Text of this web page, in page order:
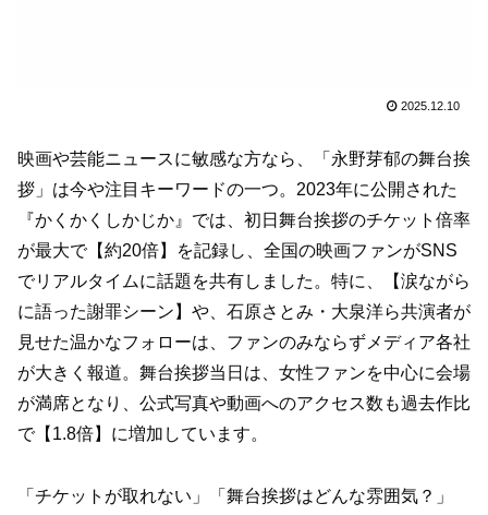
2025.12.10
映画や芸能ニュースに敏感な方なら、「永野芽郁の舞台挨
拶」は今や注目キーワードの一つ。2023年に公開された
『かくかくしかじか』では、初日舞台挨拶のチケット倍率
が最大で【約20倍】を記録し、全国の映画ファンがSNS
でリアルタイムに話題を共有しました。特に、【涙ながら
に語った謝罪シーン】や、石原さとみ・大泉洋ら共演者が
見せた温かなフォローは、ファンのみならずメディア各社
が大きく報道。舞台挨拶当日は、女性ファンを中心に会場
が満席となり、公式写真や動画へのアクセス数も過去作比
で【1.8倍】に増加しています。
「チケットが取れない」「舞台挨拶はどんな雰囲気？」